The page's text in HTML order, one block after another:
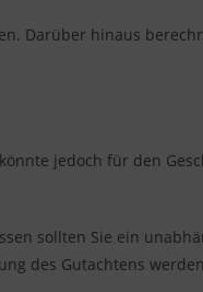
Darüber hinaus
jedoch für den
sollten Sie ein
des Gutachtens